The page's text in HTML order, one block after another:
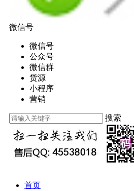
微信号
微信号
公众号
微信群
货源
小程序
营销
搜索
首页